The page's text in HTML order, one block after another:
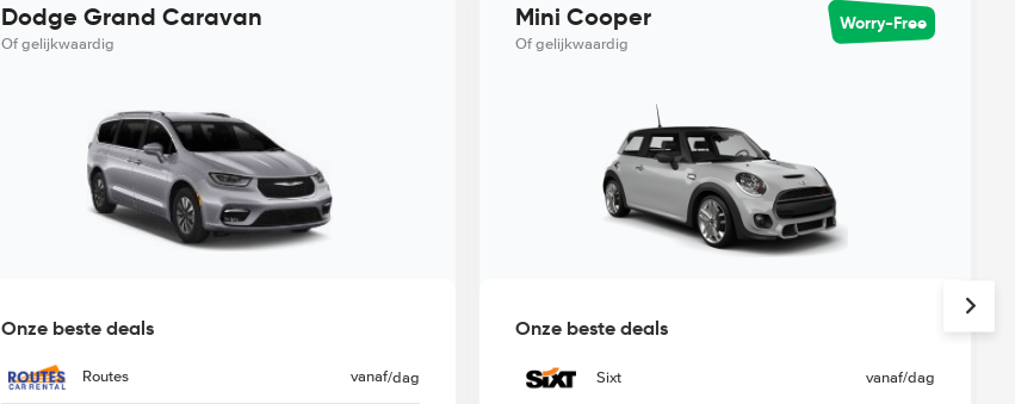
Dodge Grand Caravan
Of gelijkwaardig
Onze beste deals
Routes vanaf/dag
Mini Cooper
Of gelijkwaardig
Worry-Free
Onze beste deals
Sixt vanaf/dag